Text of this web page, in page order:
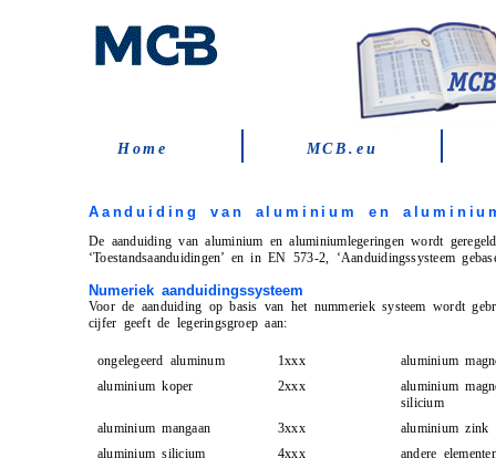
Home MCB.eu
Aanduiding van aluminium en
De aanduiding van aluminium en aluminiumlegeringen wordt
‘Toestandsaanduidingen’ en in EN 573-2, ‘Aanduidingssysteem
Numeriek aanduidingssysteem
Voor de aanduiding op basis van het nummeriek systeem wordt
cijfer geeft de legeringsgroep aan:
ongelegeerd aluminum 1xxx
aluminium
aluminium koper
2xxx
aluminium
silicium
aluminium mangaan
3xxx
aluminium zink
aluminium silicium
4xxx andere